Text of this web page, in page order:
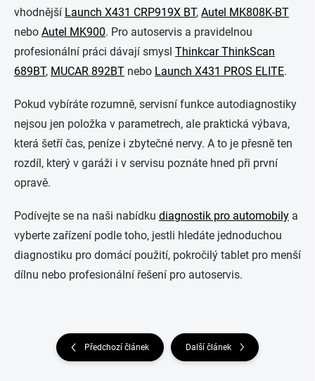
vhodnější Launch X431 CRP919X BT, Autel MK808K-BT
nebo Autel MK900. Pro autoservis a pravidelnou
profesionální práci dávají smysl Thinkcar ThinkScan
689BT, MUCAR 892BT nebo Launch X431 PROS ELITE.
Pokud vybíráte rozumně, servisní funkce autodiagnostiky
nejsou jen položka v parametrech, ale praktická výbava,
která šetří čas, peníze i zbytečné nervy. A to je přesně ten
rozdíl, který v garáži i v servisu poznáte hned při první
opravě.
Podívejte se na naši nabídku diagnostik pro automobily a
vyberte zařízení podle toho, jestli hledáte jednoduchou
diagnostiku pro domácí použití, pokročilý tablet pro menší
dílnu nebo profesionální řešení pro autoservis.
Předchozí článek Další článek